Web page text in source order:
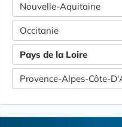
Nouvelle-Aquitaine
Occitanie
Pays de la Loire
Provence-Alpes-Côte-